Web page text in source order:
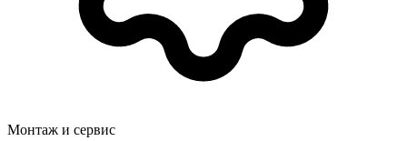
Монтаж и сервис